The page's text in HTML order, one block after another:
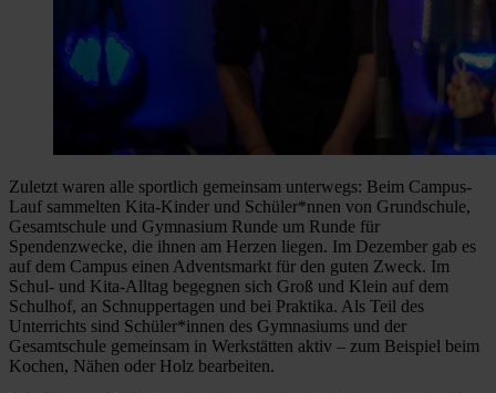
Zuletzt waren alle sportlich gemeinsam unterwegs: Beim Campus-
Lauf sammelten Kita-Kinder und Schüler*nnen von Grundschule,
Gesamtschule und Gymnasium Runde um Runde für
Spendenzwecke, die ihnen am Herzen liegen. Im Dezember gab es
auf dem Campus einen Adventsmarkt für den guten Zweck. Im
Schul- und Kita-Alltag begegnen sich Groß und Klein auf dem
Schulhof, an Schnuppertagen und bei Praktika. Als Teil des
Unterrichts sind Schüler*innen des Gymnasiums und der
Gesamtschule gemeinsam in Werkstätten aktiv – zum Beispiel beim
Kochen, Nähen oder Holz bearbeiten.